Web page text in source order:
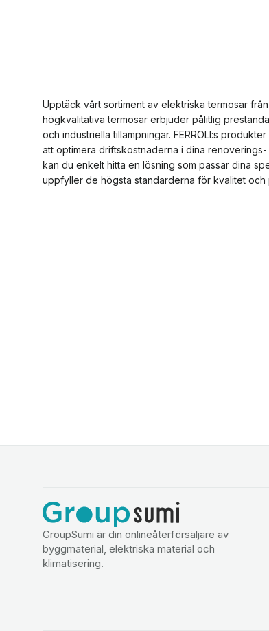
Upptäck vårt sortiment av elektriska termosar
högkvalitativa termosar erbjuder pålitlig
och industriella tillämpningar. FERROLI:s
att optimera driftskostnaderna i dina
kan du enkelt hitta en lösning som passar dina
uppfyller de högsta standarderna för kvalitet och
GroupSumi är din onlineåterförsäljare av
byggmaterial, elektriska material och
klimatisering.